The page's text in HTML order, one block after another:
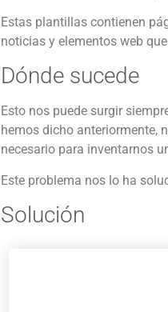
Estas plantillas contienen
noticias y elementos web
Dónde sucede
Esto nos puede surgir
hemos dicho anteriormente,
necesario para inventarnos
Este problema nos lo ha
Solución